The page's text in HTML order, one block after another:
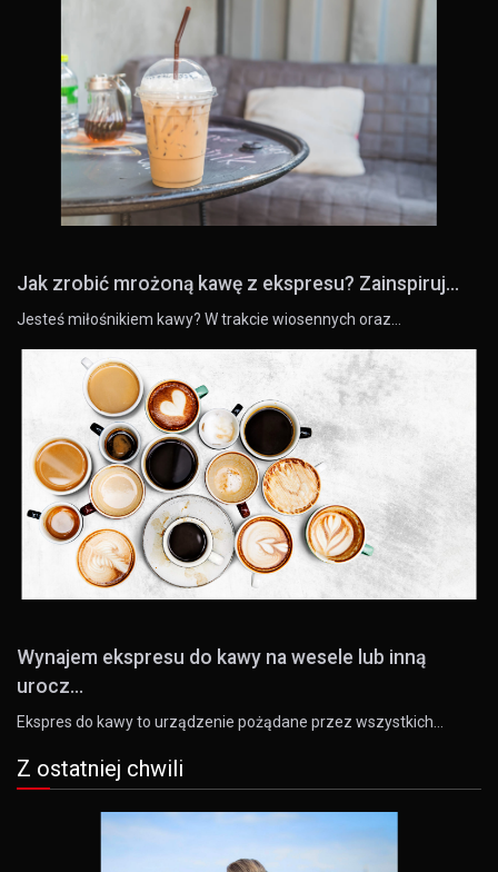
Jak zrobić mrożoną kawę z ekspresu? Zainspiruj...
Jesteś miłośnikiem kawy? W trakcie wiosennych oraz…
Wynajem ekspresu do kawy na wesele lub inną
urocz...
Ekspres do kawy to urządzenie pożądane przez wszystkich…
Z ostatniej chwili